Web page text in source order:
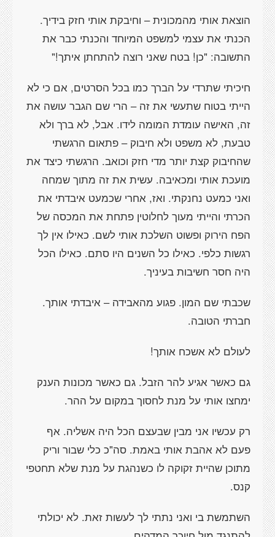
הוצאת אותי מהמכונית – וחיבקת אותי חזק בידיך.
הכנתי את עצמי למשפט המיוחד והכנתי כבר את
התשובה: "כן! בטח שאני רוצה להתחתן איתך!"
חיכיתי שתרדי על הברך כמו בכל הסרטים, אם כי לא
הייתי בטוח שתעשי את זה – הרי שם הגבר עושה את
זה, האישה עומדת המומה לידו. אבל, לא ברך ולא
טבעת, לא משפט ולא חיבוק – פתאום הרגשתי
שהחיבוק קצת יותר מדי חזק וכואב. הרגשתי כיצד את
מועכת אותי ומכאיבה. עשית את זה מתוך שמחה
ואני כמעט נחנקתי. ואז, אחרי שכמעט איבדתי את
הכרתי והייתי מעוך לחלוטין פתחת את המכסה של
הפח הירוק ופשוט השלכת אותי לשם. כאילו אין לך
רגשות כלפי. כאילו כל השנים היו סתם. כאילו הכל
היה חסר חשיבות בעיניך.
שכבתי שם המון. פגוע מהאבידה – איבדתי אותך.
חברתי הטובה.
לעולם לא אשכח אותך!
גם כאשר אגיע להר הזבל. גם כאשר מכונות הענק
ימחצו אותי על מנת לחסוך במקום על ההר.
רק עכשיו אני מבין שבעצם הכל היה אשליה. אף
פעם לא אהבת אותי באמת. סה"כ כלי שבור וריק
מתוכן שהיית זקוקה לו כשנהגת על מנת שלא תחטפי
קנס.
השתמשת בי ואני נתתי לך לעשות זאת. לא יכולתי